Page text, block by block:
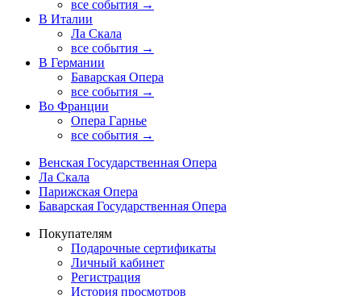
все события →
В Италии
Ла Скала
все события →
В Германии
Баварская Опера
все события →
Во Франции
Опера Гарнье
все события →
Венская Государственная Опера
Ла Скала
Парижская Опера
Баварская Государственная Опера
Покупателям
Подарочные сертификаты
Личный кабинет
Регистрация
История просмотров